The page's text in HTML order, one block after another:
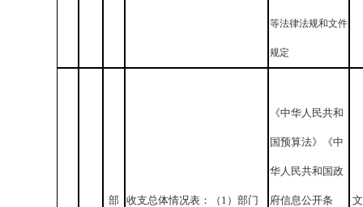
等法律法规和文件
规定
部 收支总体情况表：（1）部门
《中华人民共和
国预算法》《中
华人民共和国政
府信息公开条